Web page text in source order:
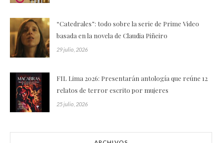
“Catedrales”: todo sobre la serie de Prime Video
basada en la novela de Claudia Piñeiro
29 julio, 2026
FIL Lima 2026: Presentarán antología que reúne 12
relatos de terror escrito por mujeres
25 julio, 2026